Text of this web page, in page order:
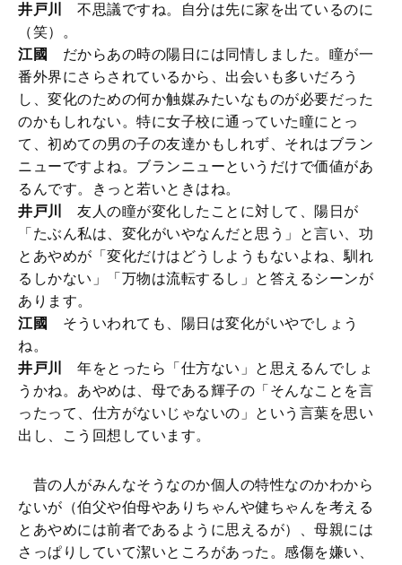
井戸川
不思議ですね。自分は先に家を出ているのに
（笑）。
江國
だからあの時の陽日には同情しました。瞳が一
番外界にさらされているから、出会いも多いだろう
し、変化のための何か触媒みたいなものが必要だった
のかもしれない。特に女子校に通っていた瞳にとっ
て、初めての男の子の友達かもしれず、それはブラン
ニューですよね。ブランニューというだけで価値があ
るんです。きっと若いときはね。
井戸川
友人の瞳が変化したことに対して、陽日が
「たぶん私は、変化がいやなんだと思う」と言い、功
とあやめが「変化だけはどうしようもないよね、馴れ
るしかない」「万物は流転するし」と答えるシーンが
あります。
江國 そういわれても、陽日は変化がいやでしょう
ね。
井戸川 年をとったら「仕方ない」と思えるんでしょ
うかね。あやめは、母である輝子の「そんなことを言
ったって、仕方がないじゃないの」という言葉を思い
出し、こう回想しています。
昔の人がみんなそうなのか個人の特性なのかわから
ないが（伯父や伯母やありちゃんや健ちゃんを考える
とあやめには前者であるように思えるが）、母親には
さっぱりしていて潔いところがあった。感傷を嫌い、